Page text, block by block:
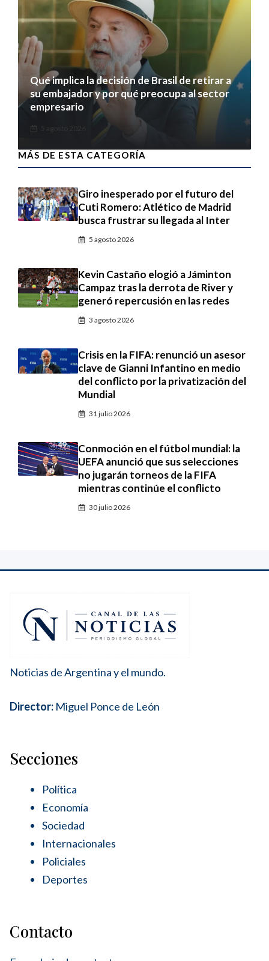
Qué implica la decisión de Brasil de retirar a
su embajador y por qué preocupa al sector
empresario
5 agosto 2026
MÁS DE ESTA CATEGORÍA
Giro inesperado por el futuro del
Cuti Romero: Atlético de Madrid
busca frustrar su llegada al Inter
5 agosto 2026
Kevin Castaño elogió a Jáminton
Campaz tras la derrota de River y
generó repercusión en las redes
3 agosto 2026
Crisis en la FIFA: renunció un asesor
clave de Gianni Infantino en medio
del conflicto por la privatización del
Mundial
31 julio 2026
Conmoción en el fútbol mundial: la
UEFA anunció que sus selecciones
no jugarán torneos de la FIFA
mientras continúe el conflicto
30 julio 2026
Noticias de Argentina y el mundo.
Director: Miguel Ponce de León
Secciones
Política
Economía
Sociedad
Internacionales
Policiales
Deportes
Contacto